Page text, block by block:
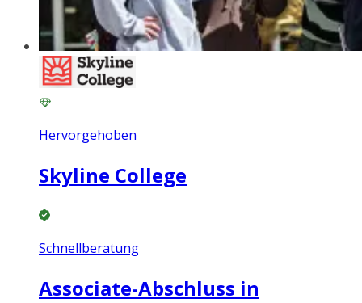
Hervorgehoben
Skyline College
Schnellberatung
Associate-Abschluss in